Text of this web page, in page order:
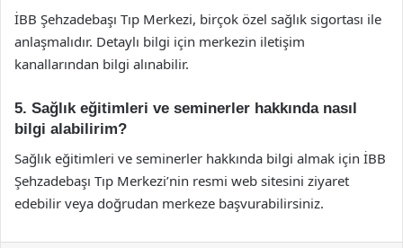
İBB Şehzadebaşı Tıp Merkezi, birçok özel sağlık sigortası ile
anlaşmalıdır. Detaylı bilgi için merkezin iletişim
kanallarından bilgi alınabilir.
5. Sağlık eğitimleri ve seminerler hakkında nasıl
bilgi alabilirim?
Sağlık eğitimleri ve seminerler hakkında bilgi almak için İBB
Şehzadebaşı Tıp Merkezi’nin resmi web sitesini ziyaret
edebilir veya doğrudan merkeze başvurabilirsiniz.